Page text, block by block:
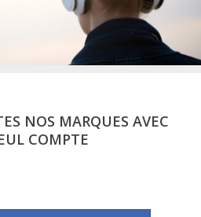
NOS MARQUES AVEC
COMPTE